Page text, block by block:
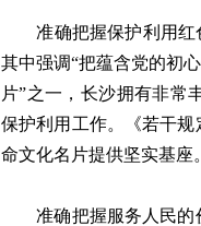
准确把握保护利用红色
其中强调“把蕴含党的初
片”之一，长沙拥有非常
保护利用工作。《若干
命文化名片提供坚实基座。
准确把握服务人民的价